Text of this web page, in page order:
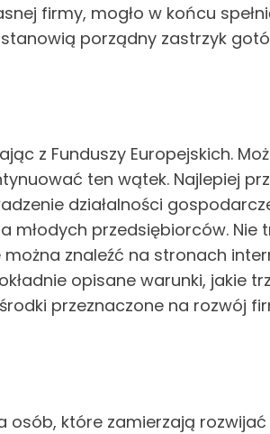
firmy, mogło w końcu
porządny zastrzyk
z Funduszy Europejskich.
ten wątek. Najlepiej
działalności
młodych przedsiębiorców. Nie
znaleźć na stronach
opisane warunki, jakie
przeznaczone na rozwój
osób, które zamierzają